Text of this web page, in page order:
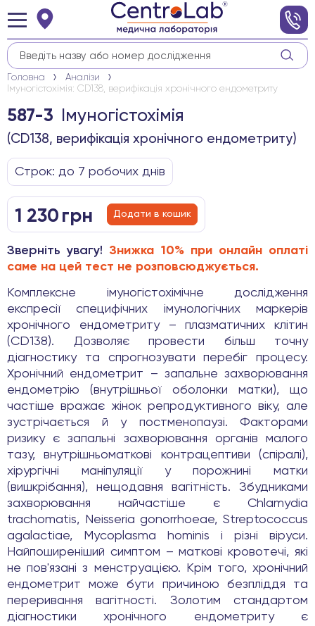
Головна
Аналізи
Імуногістохімія: CD138, верифікація хронічного ендометриту
587-3 Імуногістохімія
(CD138, верифікація хронічного ендометриту)
Строк: до 7 робочих днів
1 230 грн Додати в кошик
Зверніть увагу!
Знижка 10% при онлайн оплаті
саме на цей тест не розповсюджується.
Комплексне імуногістохімічне дослідження
експресії специфічних імунологічних маркерів
хронічного ендометриту – плазматичних клітин
(CD138). Дозволяє провести більш точну
діагностику та спрогнозувати перебіг процесу.
Хронічний ендометрит – запальне захворювання
ендометрію (внутрішньої оболонки матки), що
частіше вражає жінок репродуктивного віку, але
зустрічається й у постменопаузі. Факторами
ризику є запальні захворювання органів малого
тазу, внутрішньоматкові контрацептиви (спіралі),
хірургічні маніпуляції у порожнині матки
(вишкрібання), нещодавня вагітність. Збудниками
захворювання найчастіше є Chlamydia
trachomatis, Neisseria gonorrhoeae, Streptococcus
agalactiae, Mycoplasma hominis і різні віруси.
Найпоширеніший симптом – маткові кровотечі, які
не пов'язані з менструацією. Крім того, хронічний
ендометрит може бути причиною безпліддя та
переривання вагітності. Золотим стандартом
діагностики хронічного ендометриту є